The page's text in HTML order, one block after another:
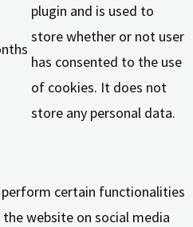
plugin and is used to
store whether or not user
has consented to the use
of cookies. It does not
store any personal data.
certain functionalities
website on social media